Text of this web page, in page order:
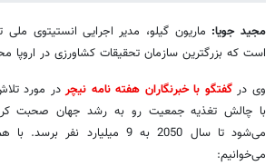
مجید جویا: ماریون گیلو، مدیر اجرایی انستیتوی
است که بزرگترین سازمان تحقیقات کشاورزی در
وی درگفتگو با خبرنگاران هفته نامه نیچردر مورد
با چالش تغذیه جمعیت رو به رشد جهان صحبت
می‌شود تا سال 2050 به 9 میلیارد
می‌خوانیم: